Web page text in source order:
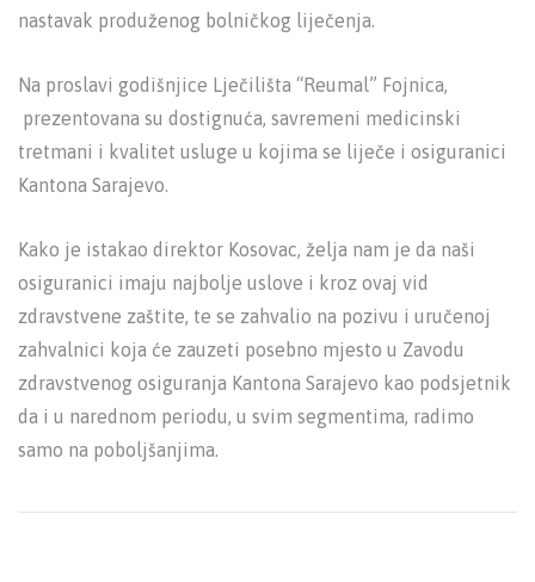
nastavak produženog bolničkog liječenja.
Na proslavi godišnjice Lječilišta “Reumal” Fojnica,
prezentovana su dostignuća, savremeni medicinski
tretmani i kvalitet usluge u kojima se liječe i osiguranici
Kantona Sarajevo.
Kako je istakao direktor Kosovac, želja nam je da naši
osiguranici imaju najbolje uslove i kroz ovaj vid
zdravstvene zaštite, te se zahvalio na pozivu i uručenoj
zahvalnici koja će zauzeti posebno mjesto u Zavodu
zdravstvenog osiguranja Kantona Sarajevo kao podsjetnik
da i u narednom periodu, u svim segmentima, radimo
samo na poboljšanjima.